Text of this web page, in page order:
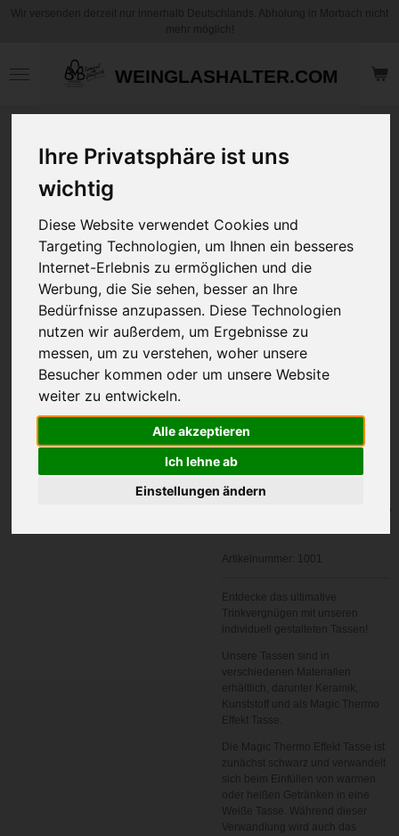
Ihre Privatsphäre ist uns
wichtig
Diese Website verwendet Cookies und
Targeting Technologien, um Ihnen ein besseres
Internet-Erlebnis zu ermöglichen und die
Werbung, die Sie sehen, besser an Ihre
Bedürfnisse anzupassen. Diese Technologien
nutzen wir außerdem, um Ergebnisse zu
messen, um zu verstehen, woher unsere
Besucher kommen oder um unsere Website
weiter zu entwickeln.
Alle akzeptieren
Ich lehne ab
Einstellungen ändern
WEINGLASHALTER.COM
Becher / Tasse - Du
böser Fehler -
Personalisierbar
12,95 €
zzgl.Versandkosten
Art
Ihr Wunschnamen
Artikelnummer:
Entdecke das ultimative
Trinkvergnügen mit unseren
individuell gestalteten Tassen!
Unsere Tassen sind in
verschiedenen Materialien
erhältlich, darunter Keramik,
Kunststoff und als Magic Thermo
Effekt Tasse.
Die Magic Thermo Effekt Tasse ist
zunächst schwarz und verwandelt
sich beim Einfüllen von warmen
oder heißen Getränken in eine
Weiße Tasse. Während dieser
Verwandlung wird auch das